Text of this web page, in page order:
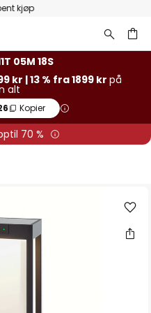
sendes raskt
05M 18S
kr | 13 % fra 1899 krpå
alt
Kopier
70 %